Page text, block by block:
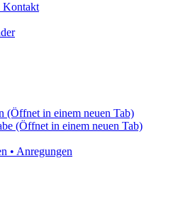
Kontakt
(Öffnet in einem neuen Tab)
(Öffnet in einem neuen Tab)
• Anregungen